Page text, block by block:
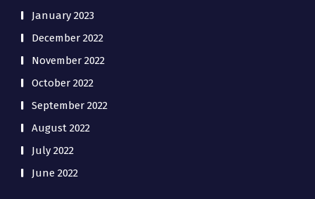
January 2023
December 2022
November 2022
October 2022
September 2022
August 2022
July 2022
June 2022